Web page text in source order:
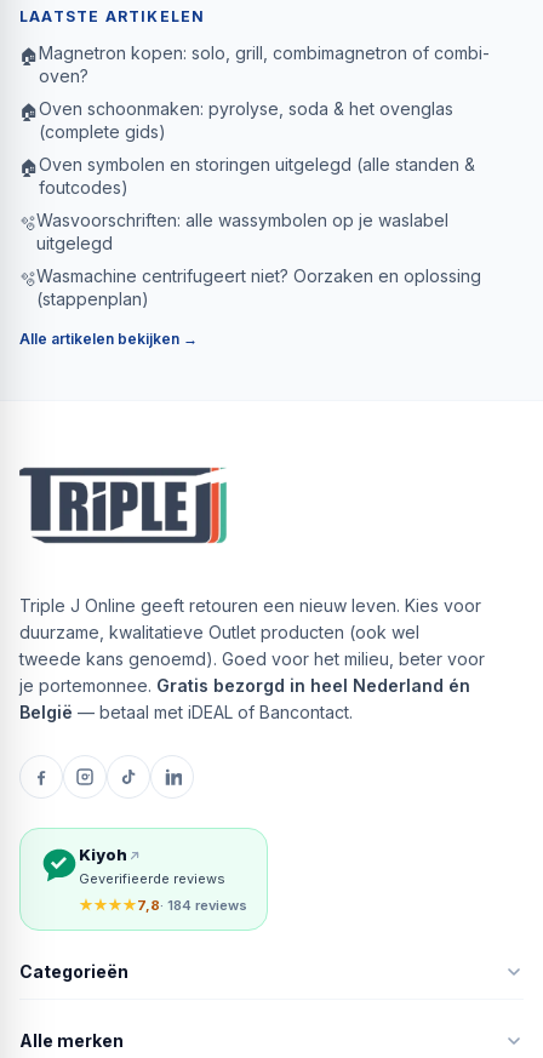
LAATSTE ARTIKELEN
🏠Magnetron kopen: solo, grill, combimagnetron of combi-
oven?
🏠Oven schoonmaken: pyrolyse, soda & het ovenglas
(complete gids)
🏠Oven symbolen en storingen uitgelegd (alle standen &
foutcodes)
🫧Wasvoorschriften: alle wassymbolen op je waslabel
uitgelegd
🫧Wasmachine centrifugeert niet? Oorzaken en oplossing
(stappenplan)
Alle artikelen bekijken →
Triple J Online geeft retouren een nieuw leven. Kies voor
duurzame, kwalitatieve Outlet producten (ook wel
tweede kans genoemd). Goed voor het milieu, beter voor
je portemonnee. Gratis bezorgd in heel Nederland én
België — betaal met iDEAL of Bancontact.
Kiyoh
Geverifieerde reviews
★★★★7,8· 184 reviews
Categorieën
Alle merken